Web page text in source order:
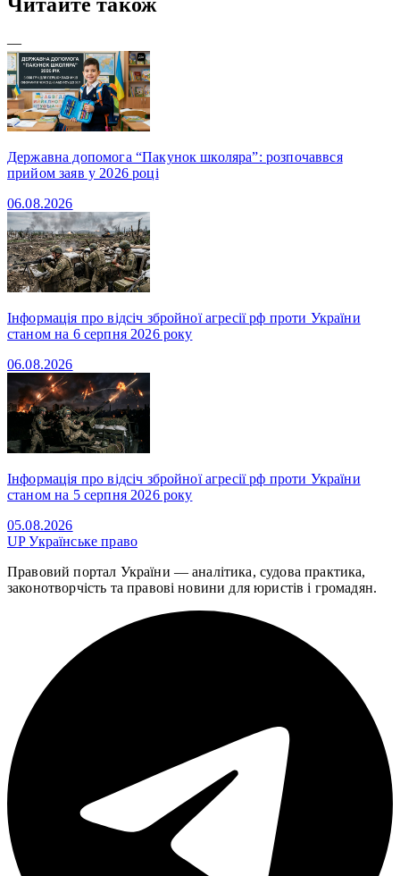
—
Державна допомога “Пакунок школяра”: розпочаввся
прийом заяв у 2026 році
06.08.2026
Інформація про відсіч збройної агресії рф проти України
станом на 6 серпня 2026 року
06.08.2026
Інформація про відсіч збройної агресії рф проти України
станом на 5 серпня 2026 року
05.08.2026
UPУкраїнське право
Правовий портал України — аналітика, судова практика,
законотворчість та правові новини для юристів і громадян.